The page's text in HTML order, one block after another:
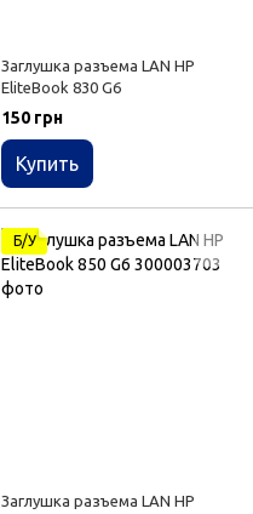
Заглушка разъема LAN HP
EliteBook 830 G6
150 грн
Купить
Б/У
Заглушка разъема LAN HP